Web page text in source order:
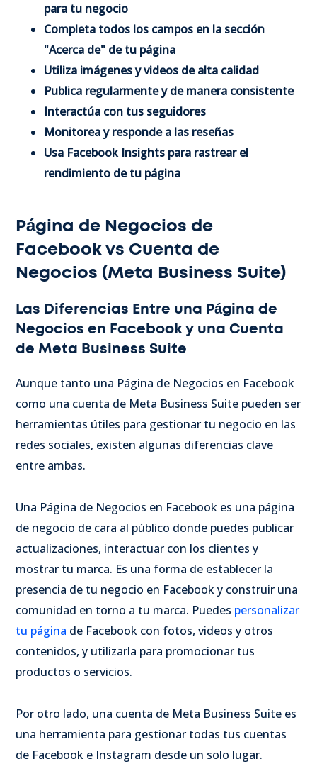
para tu negocio
Completa todos los campos en la sección
"Acerca de" de tu página
Utiliza imágenes y videos de alta calidad
Publica regularmente y de manera consistente
Interactúa con tus seguidores
Monitorea y responde a las reseñas
Usa Facebook Insights para rastrear el
rendimiento de tu página
Página de Negocios de
Facebook vs Cuenta de
Negocios (Meta Business Suite)
Las Diferencias Entre una Página de
Negocios en Facebook y una Cuenta
de Meta Business Suite
Aunque tanto una Página de Negocios en Facebook
como una cuenta de Meta Business Suite pueden ser
herramientas útiles para gestionar tu negocio en las
redes sociales, existen algunas diferencias clave
entre ambas.
Una Página de Negocios en Facebook es una página
de negocio de cara al público donde puedes publicar
actualizaciones, interactuar con los clientes y
mostrar tu marca. Es una forma de establecer la
presencia de tu negocio en Facebook y construir una
comunidad en torno a tu marca. Puedes personalizar
tu página de Facebook con fotos, videos y otros
contenidos, y utilizarla para promocionar tus
productos o servicios.
Por otro lado, una cuenta de Meta Business Suite es
una herramienta para gestionar todas tus cuentas
de Facebook e Instagram desde un solo lugar.